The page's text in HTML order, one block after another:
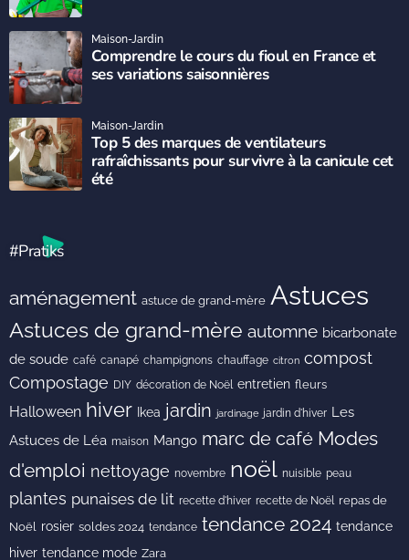
Comprendre le cours du fioul en France et
ses variations saisonnières
Maison-Jardin
Top 5 des marques de ventilateurs
rafraîchissants pour survivre à la canicule cet
été
Maison-Jardin
#Pratiks
aménagement astuce de grand-mère Astuces
Astuces de grand-mère automne bicarbonate
de soude café canapé champignons chauffage citron compost
Compostage DIY décoration de Noël entretien fleurs
Halloween hiver Ikea jardin jardinage jardin d'hiver Les
Astuces de Léa maison Mango marc de café Modes
d'emploi nettoyage novembre noël nuisible peau
plantes punaises de lit recette d'hiver recette de Noël repas de
Noël rosier soldes 2024 tendance tendance 2024 tendance
hiver tendance mode Zara